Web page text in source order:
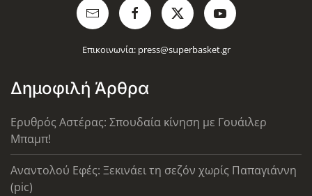
Επικοινωνία: press@superbasket.gr
Δημοφιλή Άρθρα
Ερυθρός Αστέρας: Σπουδαία κίνηση με Γουάιλερ
Μπαμπ!
Αναντολού Εφές: Ξεκινάει τη σεζόν χωρίς Παπαγιάννη
(pic)